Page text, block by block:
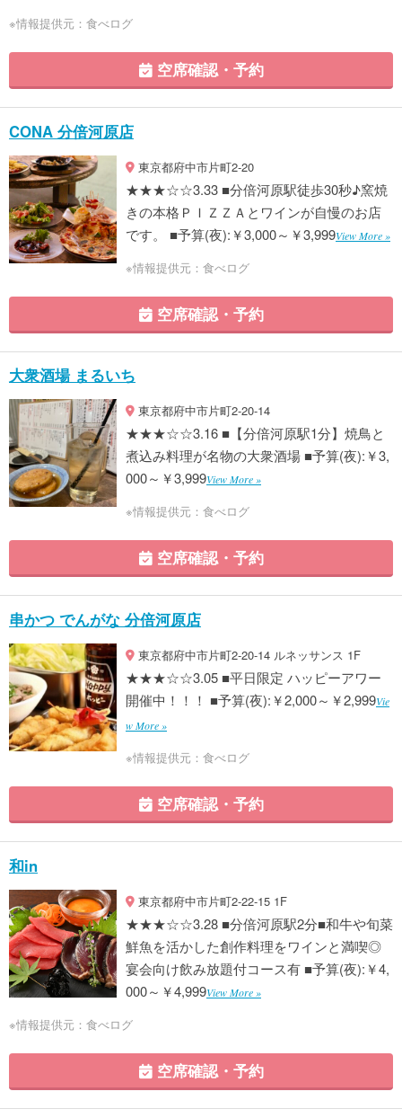
※情報提供元：食べログ
空席確認・予約
CONA 分倍河原店
東京都府中市片町2-20
★★★☆☆3.33 ■分倍河原駅徒歩30秒♪窯焼
きの本格ＰＩＺＺＡとワインが自慢のお店
です。 ■予算(夜):￥3,000～￥3,999View More »
※情報提供元：食べログ
空席確認・予約
大衆酒場 まるいち
東京都府中市片町2-20-14
★★★☆☆3.16 ■【分倍河原駅1分】焼鳥と
煮込み料理が名物の大衆酒場 ■予算(夜):￥3,
000～￥3,999View More »
※情報提供元：食べログ
空席確認・予約
串かつ でんがな 分倍河原店
東京都府中市片町2-20-14 ルネッサンス 1F
★★★☆☆3.05 ■平日限定 ハッピーアワー
開催中！！！ ■予算(夜):￥2,000～￥2,999Vie
w More »
※情報提供元：食べログ
空席確認・予約
和in
東京都府中市片町2-22-15 1F
★★★☆☆3.28 ■分倍河原駅2分■和牛や旬菜
鮮魚を活かした創作料理をワインと満喫◎
宴会向け飲み放題付コース有 ■予算(夜):￥4,
000～￥4,999View More »
※情報提供元：食べログ
空席確認・予約